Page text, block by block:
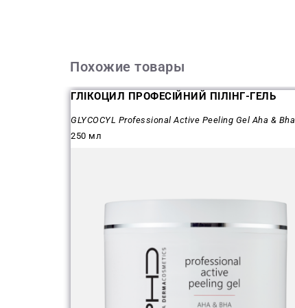
Похожие товары
ГЛІКОЦИЛ ПРОФЕСІЙНИЙ ПІЛІНГ-ГЕЛЬ
GLYCOCYL Professional Active Peeling Gel Aha & Bha
250 мл